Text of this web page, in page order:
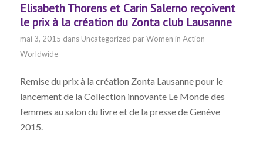
Elisabeth Thorens et Carin Salerno reçoivent
le prix à la création du Zonta club Lausanne
mai 3, 2015 dans Uncategorized parWomen in Action
Worldwide
Remise du prix à la création Zonta Lausanne pour le
lancement de la Collection innovante Le Monde des
femmes au salon du livre et de la presse de Genève
2015.